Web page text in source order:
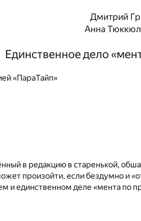
Дмитрий
Анна
Единственное дело
«ПараТайп»
в редакцию в старенькой,
произойти, если бездумно и
и единственном деле «мента по